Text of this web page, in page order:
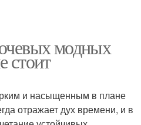
модных
стоит
и насыщенным в плане
отражает дух времени, и в